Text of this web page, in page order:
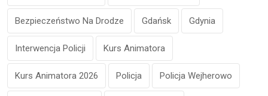
Bezpieczeństwo Na Drodze Gdańsk Gdynia
Interwencja Policji Kurs Animatora
Kurs Animatora 2026 Policja Policja Wejherowo